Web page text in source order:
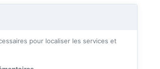
pour localiser les services et